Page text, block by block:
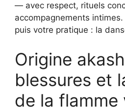
— avec respect, rituels
accompagnements
puis votre pratique : la
Origine
blessures et
de la flamme